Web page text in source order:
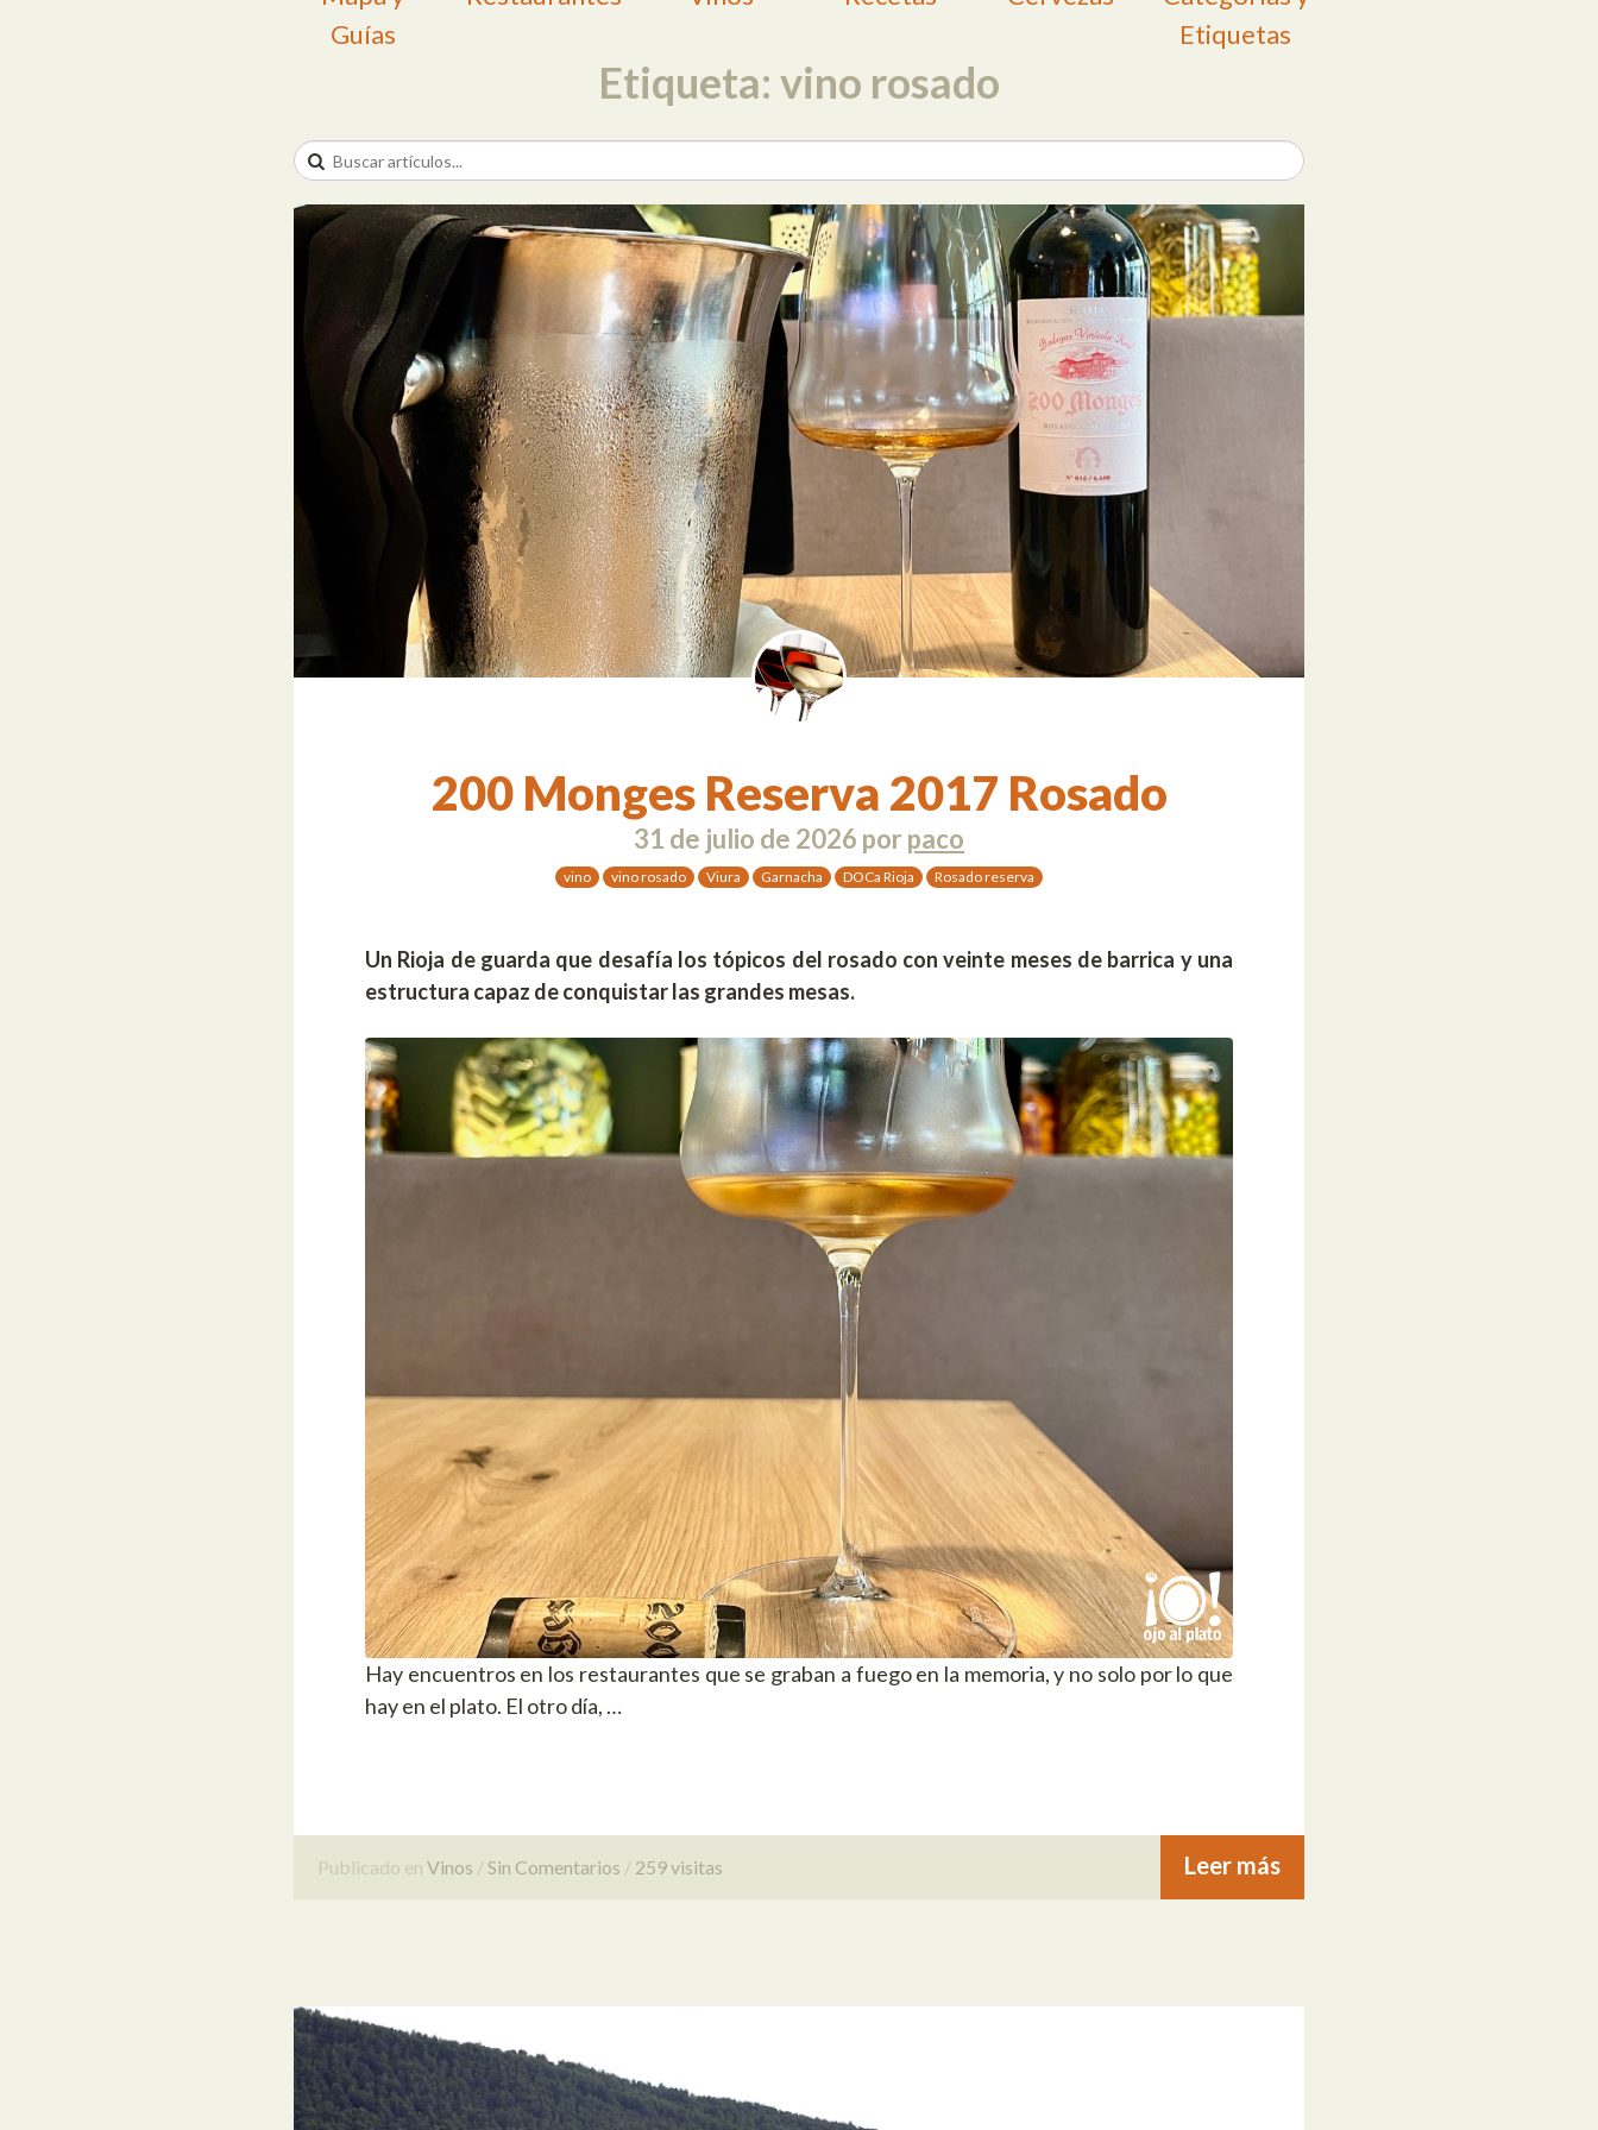
Guías
Etiquetas
Etiqueta: vino rosado
200 Monges Reserva 2017 Rosado
31 de julio de 2026 por paco
vino vino rosado Viura Garnacha DOCa Rioja Rosado reserva
Un Rioja de guarda que desafía los tópicos del rosado con veinte meses de barrica y una
estructura capaz de conquistar las grandes mesas.
Hay encuentros en los restaurantes que se graban a fuego en la memoria, y no solo por lo que
hay en el plato. El otro día, …
Publicado en Vinos Sin Comentarios 259 visitas Leer más